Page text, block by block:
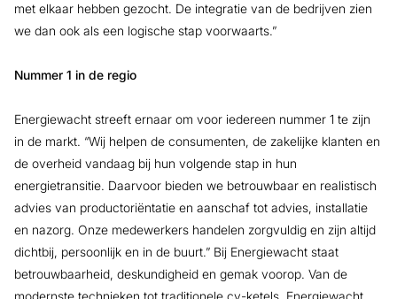
met elkaar hebben gezocht. De integratie van de bedrijven zien
we dan ook als een logische stap voorwaarts.”
Nummer 1 in de regio
Energiewacht streeft ernaar om voor iedereen nummer 1 te zijn
in de markt. “Wij helpen de consumenten, de zakelijke klanten en
de overheid vandaag bij hun volgende stap in hun
energietransitie. Daarvoor bieden we betrouwbaar en realistisch
advies van productoriëntatie en aanschaf tot advies, installatie
en nazorg. Onze medewerkers handelen zorgvuldig en zijn altijd
dichtbij, persoonlijk en in de buurt.” Bij Energiewacht staat
betrouwbaarheid, deskundigheid en gemak voorop. Van de